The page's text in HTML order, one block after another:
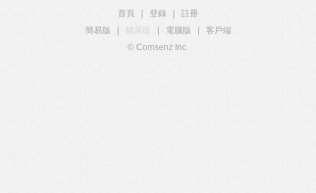
首頁 登錄
註冊
簡易版
觸屏版 電腦版
客戶端
© Comsenz Inc.